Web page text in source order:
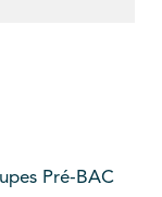
Pré-BAC